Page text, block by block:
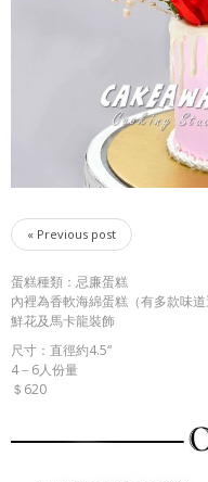
« Previous post
蛋糕種類：忌廉蛋糕
內裡為香軟海綿蛋糕（有多款味
鮮花及馬卡龍裝飾
尺寸：直徑約4.5“
4－6人份量
＄620